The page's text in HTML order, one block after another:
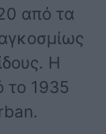
από τα
Η
το 1935